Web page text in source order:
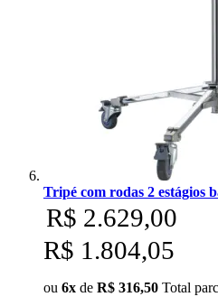
Tripé com rodas 2 estágios
R$ 2.629,00
R$ 1.804,05
ou 6x de R$ 316,50 Total